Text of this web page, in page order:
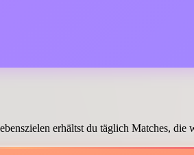
erhältst du täglich Matches,